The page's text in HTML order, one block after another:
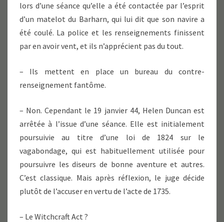
lors d’une séance qu’elle a été contactée par l’esprit
d’un matelot du Barharn, qui lui dit que son navire a
été coulé. La police et les renseignements finissent
par en avoir vent, et ils n’apprécient pas du tout.
– Ils mettent en place un bureau du contre-
renseignement fantôme.
– Non. Cependant le 19 janvier 44, Helen Duncan est
arrêtée à l’issue d’une séance. Elle est initialement
poursuivie au titre d’une loi de 1824 sur le
vagabondage, qui est habituellement utilisée pour
poursuivre les diseurs de bonne aventure et autres.
C’est classique. Mais après réflexion, le juge décide
plutôt de l’accuser en vertu de l’acte de 1735.
– Le Witchcraft Act ?